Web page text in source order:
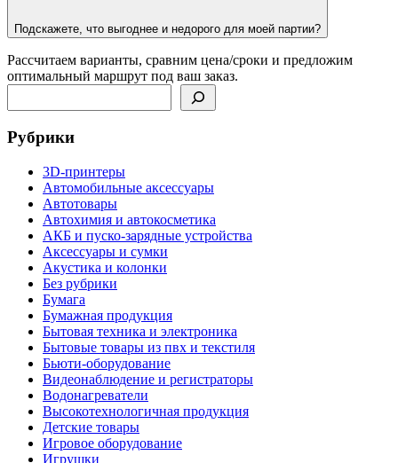
Подскажете, что выгоднее и недорого для моей партии?
Рассчитаем варианты, сравним цена/сроки и предложим
оптимальный маршрут под ваш заказ.
Рубрики
3D-принтеры
Автомобильные аксессуары
Автотовары
Автохимия и автокосметика
АКБ и пуско-зарядные устройства
Аксессуары и сумки
Акустика и колонки
Без рубрики
Бумага
Бумажная продукция
Бытовая техника и электроника
Бытовые товары из пвх и текстиля
Бьюти-оборудование
Видеонаблюдение и регистраторы
Водонагреватели
Высокотехнологичная продукция
Детские товары
Игровое оборудование
Игрушки